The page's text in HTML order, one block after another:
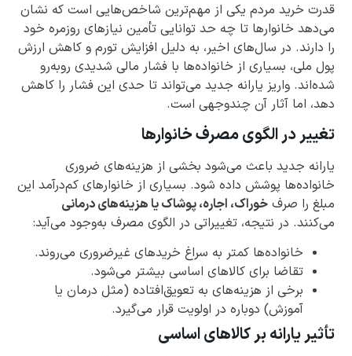
قدرت خرید مردم یکی از مهم‌ترین شاخص‌هایی است که نشان
می‌دهد خانوارها تا چه حد توانایی تأمین نیازهای روزمره خود
را دارند. در سال‌های اخیر، به دلیل افزایش تورم و کاهش ارزش
پول ملی، بسیاری از خانواده‌ها با فشار مالی شدیدی روبه‌رو
شده‌اند. واریز یارانه جدید می‌تواند تا حدی این فشار را کاهش
دهد، اما آثار آن چندوجهی است.
تغییر در الگوی مصرف خانوارها
یارانه جدید باعث می‌شود بخشی از هزینه‌های ضروری
خانواده‌ها پوشش داده شود. بسیاری از خانوارهای کم‌درآمد این
مبلغ را صرف خوراک، اجاره، پوشاک یا هزینه‌های درمانی
می‌کنند. در نتیجه، تغییراتی در الگوی مصرف به‌وجود می‌آید:
خانواده‌ها کمتر به سراغ خریدهای غیرضروری می‌روند.
تقاضا برای کالاهای اساسی بیشتر می‌شود.
برخی از هزینه‌های به تعویق‌افتاده (مثل درمان یا
آموزش) دوباره در اولویت قرار می‌گیرد.
تأثیر یارانه بر کالاهای اساسی